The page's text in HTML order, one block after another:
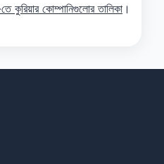
কোম্পানিগুলোর তালিকা ।